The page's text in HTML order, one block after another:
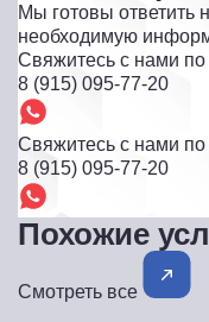
Мы готовы ответить
необходимую
Свяжитесь с нами
8 (915) 095-77-20
Свяжитесь с нами
8 (915) 095-77-20
Похожие
Смотреть все